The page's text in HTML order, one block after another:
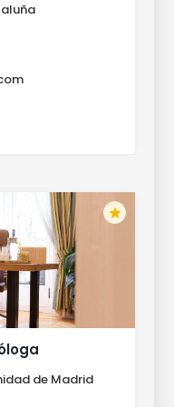
de Madrid
star